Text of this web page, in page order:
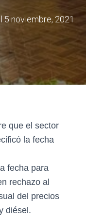
5 noviembre, 2021
que el sector
la fecha
fecha para
rechazo al
del precios
diésel.